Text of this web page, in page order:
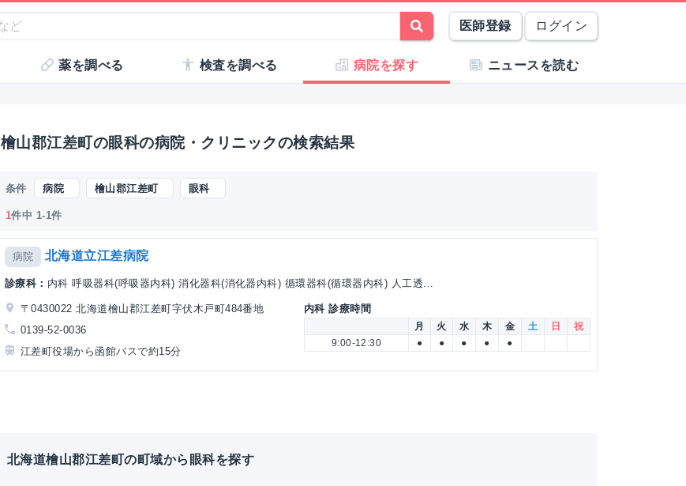
医師登録 ログイン
薬を調べる 検査を調べる 病院を探す ニュースを読む
檜山郡江差町の眼科の病院・クリニックの検索結果
条件 病院 檜山郡江差町 眼科
1件中 1-1件
病院 北海道立江差病院
診療科： 内科 呼吸器科(呼吸器内科) 消化器科(消化器内科) 循環器科(循環器内科) 人工透...
〒0430022 北海道檜山郡江差町字伏木戸町484番地
0139-52-0036
江差町役場から函館バスで約15分
内科 診療時間
月 火 水 木 金 土 日
祝
9:00-12:30
● ● ● ● ●
北海道檜山郡江差町の町域から眼科を探す